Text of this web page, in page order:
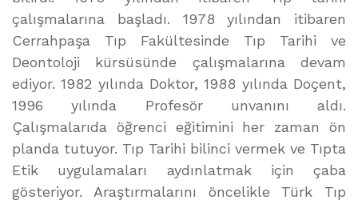
çalışmalarına başladı. 1978 yılından itibaren
Cerrahpaşa Tıp Fakültesinde Tıp Tarihi ve
Deontoloji kürsüsünde çalışmalarına devam
ediyor. 1982 yılında Doktor, 1988 yılında Doçent,
1996 yılında Profesör unvanını aldı.
Çalışmalarıda öğrenci eğitimini her zaman ön
planda tutuyor. Tıp Tarihi bilinci vermek ve Tıpta
Etik uygulamaları aydınlatmak için çaba
gösteriyor. Araştırmalarını öncelikle Türk Tıp